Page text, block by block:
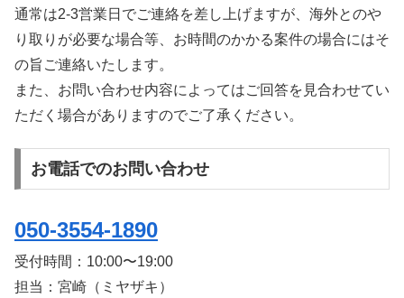
通常は2-3営業日でご連絡を差し上げますが、海外とのや
り取りが必要な場合等、お時間のかかる案件の場合にはそ
の旨ご連絡いたします。
また、お問い合わせ内容によってはご回答を見合わせてい
ただく場合がありますのでご了承ください。
お電話でのお問い合わせ
050-3554-1890
受付時間： 10:00〜19:00
担当：宮崎（ミヤザキ）